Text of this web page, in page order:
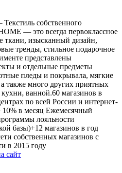
собственного
— это всегда первоклассное
ткани, изысканный дизайн,
тренды, стильное подарочное
представлены
и отдельные предметы
пледы и покрывала, мягкие
также много других приятных
ванной.60 магазинов в
по всей России и интернет-
10% в месяц Ежемесячный
лояльности
базы)+12 магазинов в год
собственных магазинов с
в 2015 году
сайт